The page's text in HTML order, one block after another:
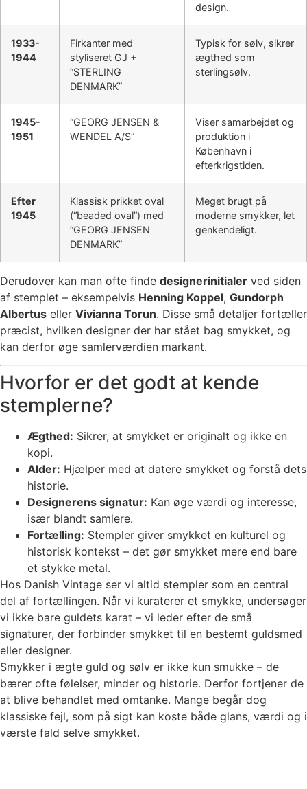
design.
1933-
1944
Firkanter med
styliseret GJ +
“STERLING
DENMARK”
Typisk for sølv, sikrer
ægthed som
sterlingsølv.
1945-
1951
“GEORG JENSEN &
WENDEL A/S”
Viser samarbejdet og
produktion i
København i
efterkrigstiden.
Efter
1945
Klassisk prikket oval
(“beaded oval”) med
“GEORG JENSEN
DENMARK”
Meget brugt på
moderne smykker, let
genkendeligt.
Derudover kan man ofte finde designerinitialer ved siden
af stemplet – eksempelvis Henning Koppel, Gundorph
Albertus eller Vivianna Torun. Disse små detaljer fortæller
præcist, hvilken designer der har stået bag smykket, og
kan derfor øge samlerværdien markant.
Hvorfor er det godt at kende
stemplerne?
Ægthed: Sikrer, at smykket er originalt og ikke en
kopi.
Alder: Hjælper med at datere smykket og forstå dets
historie.
Designerens signatur: Kan øge værdi og interesse,
især blandt samlere.
Fortælling: Stempler giver smykket en kulturel og
historisk kontekst – det gør smykket mere end bare
et stykke metal.
Hos Danish Vintage ser vi altid stempler som en central
del af fortællingen. Når vi kuraterer et smykke, undersøger
vi ikke bare guldets karat – vi leder efter de små
signaturer, der forbinder smykket til en bestemt guldsmed
eller designer.
Smykker i ægte guld og sølv er ikke kun smukke – de
bærer ofte følelser, minder og historie. Derfor fortjener de
at blive behandlet med omtanke. Mange begår dog
klassiske fejl, som på sigt kan koste både glans, værdi og i
værste fald selve smykket.